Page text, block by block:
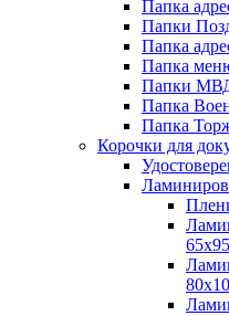
Папка
Папки
Папка
Папка
Папки
Папка
Папка
Корочки для
65х95